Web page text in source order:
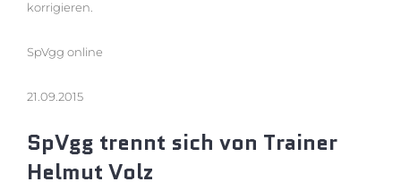
korrigieren.
SpVgg online
21.09.2015
SpVgg trennt sich von Trainer
Helmut Volz